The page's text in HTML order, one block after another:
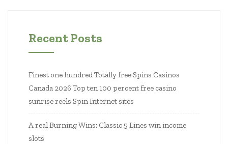
Recent Posts
Finest one hundred Totally free Spins Casinos
Canada 2026 Top ten 100 percent free casino
sunrise reels Spin Internet sites
A real Burning Wins: Classic 5 Lines win income
slots